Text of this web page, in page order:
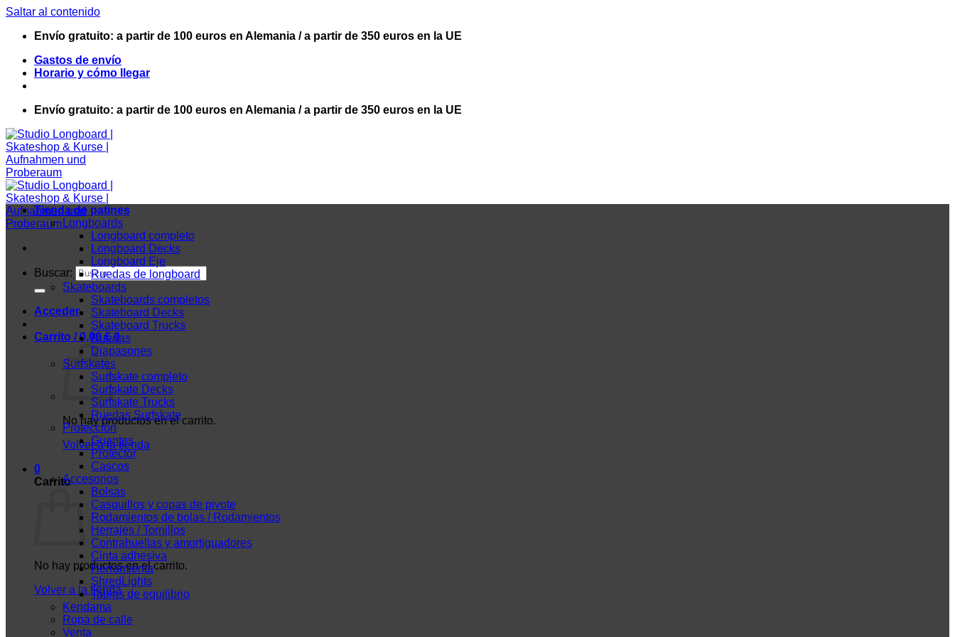
Saltar al contenido
Envío gratuito: a partir de 100 euros en Alemania / a partir de 350 euros en la UE
Gastos de envío
Horario y cómo llegar
Envío gratuito: a partir de 100 euros en Alemania / a partir de 350 euros en la UE
Buscar:
Acceder
Carrito /0,00€ 0
No hay productos en el carrito.
Volver a la tienda
0
Carrito
No hay productos en el carrito.
Volver a la tienda
Tienda de patines
Longboards
Longboard completo
Longboard Decks
Longboard Eje
Ruedas de longboard
Skateboards
Skateboards completos
Skateboard Decks
Skateboard Trucks
Ruedas
Diapasones
Surfskates
Surfskate completo
Surfskate Decks
Surfskate Trucks
Ruedas Surfskate
Protección
Guantes
Protector
Cascos
Accesorios
Bolsas
Casquillos y copas de pivote
Rodamientos de bolas / Rodamientos
Herrajes / Tornillos
Contrahuellas y amortiguadores
Cinta adhesiva
Herramienta
ShredLights
Tablas de equilibrio
Kendama
Ropa de calle
Venta